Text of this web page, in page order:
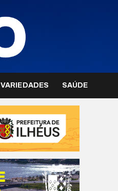
VARIEDADES SAÚDE